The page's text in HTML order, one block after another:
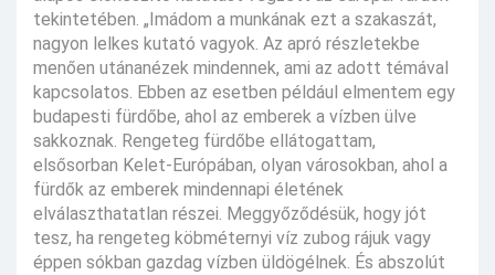
tekintetében. „Imádom a munkának ezt a szakaszát,
nagyon lelkes kutató vagyok. Az apró részletekbe
menően utánanézek mindennek, ami az adott témával
kapcsolatos. Ebben az esetben például elmentem egy
budapesti fürdőbe, ahol az emberek a vízben ülve
sakkoznak. Rengeteg fürdőbe ellátogattam,
elsősorban Kelet-Európában, olyan városokban, ahol a
fürdők az emberek mindennapi életének
elválaszthatatlan részei. Meggyőződésük, hogy jót
tesz, ha rengeteg köbméternyi víz zubog rájuk vagy
éppen sókban gazdag vízben üldögélnek. És abszolút